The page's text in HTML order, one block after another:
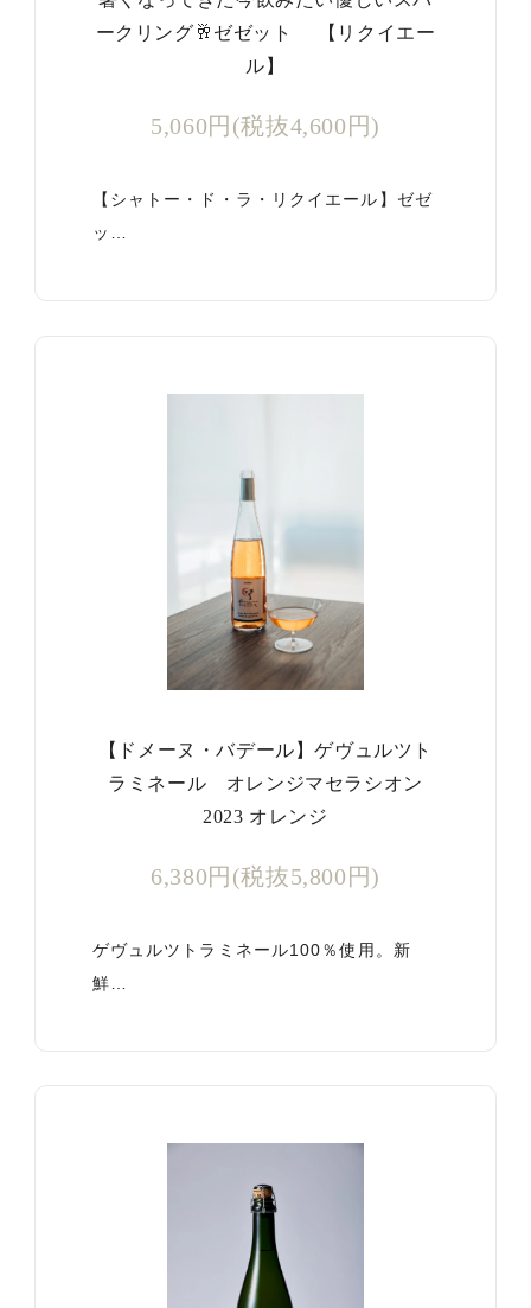
ークリング🥂ゼゼット 【リクイエー
ル】
5,060円(税抜4,600円)
【シャトー・ド・ラ・リクイエール】ゼゼ
ッ…
【ドメーヌ・バデール】ゲヴュルツト
ラミネール オレンジマセラシオン
2023 オレンジ
6,380円(税抜5,800円)
ゲヴュルツトラミネール100％使用。新
鮮…